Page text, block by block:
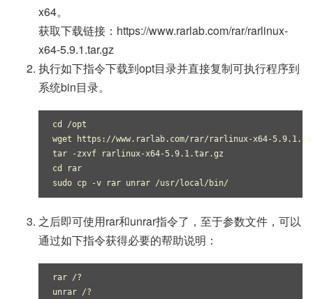
x64。
获取下载链接：https://www.rarlab.com/rar/rarlinux-
x64-5.9.1.tar.gz
执行如下指令下载到opt目录并直接复制可执行程序到
系统bin目录。
cd /opt
wget https://www.rarlab.com/rar/rarlinux-x64-
tar -zxvf rarlinux-x64-5.9.1.tar.gz
cd rar
sudo cp -v rar unrar /usr/local/bin/
之后即可使用rar和unrar指令了，至于参数文件，可以
通过如下指令获得必要的帮助说明：
rar /?
unrar /?